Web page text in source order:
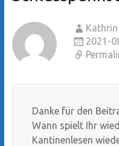
2021-
Danke für den
Wann spielt Ihr
Kantinenlesen